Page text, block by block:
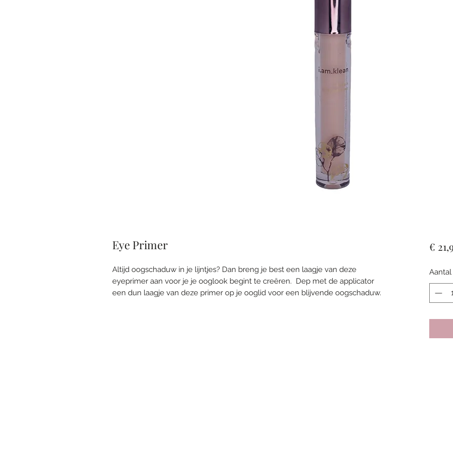
Eye Primer
Altijd oogschaduw in je lijntjes? Dan breng je best een laagje van deze
eyeprimer aan voor je je ooglook begint te creëren. Dep met de applicator
een dun laagje van deze primer op je ooglid voor een blijvende oogschaduw.
€
Aantal